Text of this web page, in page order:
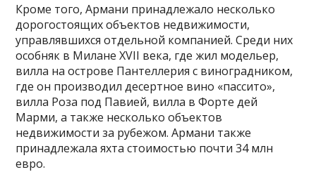
Кроме того, Армани принадлежало несколько
дорогостоящих объектов недвижимости,
управлявшихся отдельной компанией. Среди них
особняк в Милане XVII века, где жил модельер,
вилла на острове Пантеллерия с виноградником,
где он производил десертное вино «пассито»,
вилла Роза под Павией, вилла в Форте дей
Марми, а также несколько объектов
недвижимости за рубежом. Армани также
принадлежала яхта стоимостью почти 34 млн
евро.